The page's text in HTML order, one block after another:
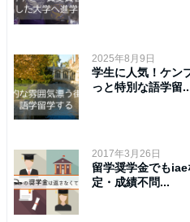
2025年8月9日
学生に人気！ケン
っと特別な語学留
2017年3月26日
留学奨学金でも
定・成績不問...